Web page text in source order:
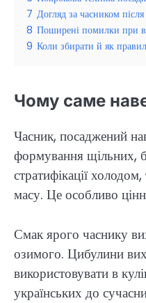
7 Догляд за часником
8 Поширені помилки при
9 Коли збирати й як
Чому саме
Часник, посаджений
формування щільних,
стратифікації
масу. Це особливо
Смак ярого часнику
озимого. Цибулини
використовувати в
українських до